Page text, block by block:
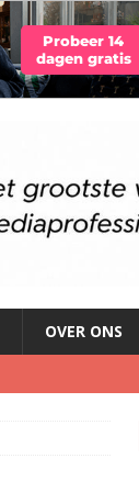
OVER ONS